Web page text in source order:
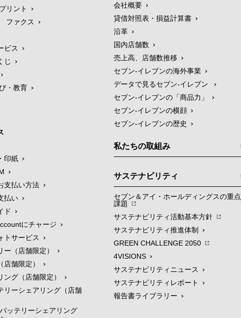
プリント
ファクス
ビス
じ
・教育
印紙
支払い方法
払い
ド
にチャージ
トサービス
ー（店舗限定）
舗限定）
ング（店舗限定）
リーシェアリング（店舗
ッテリーシェアリング
会社概要
貸借対照表・損益計算書
沿革
国内店舗数
売上高、店舗数推移
セブン‐イレブンの海外事業
データで見るセブン‐イレブン
セブン‐イレブンの「商品力」
セブン-イレブンの横顔
セブン-イレブンの歴史
私たちの取組み
サステナビリティ
セブン＆アイ・ホールディングスの重点
課題
サステナビリティ活動基本方針
サステナビリティ推進体制
GREEN CHALLENGE 2050
4VISIONS
サステナビリティニュース
サステナビリティレポート
報告書ライブラリー